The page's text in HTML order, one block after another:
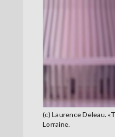
(c) Laurence Deleau.
Lorraine.